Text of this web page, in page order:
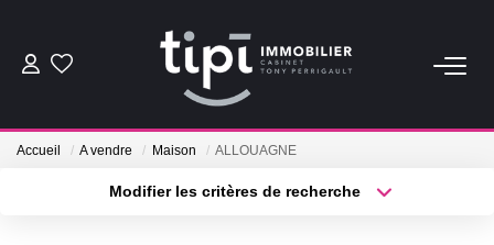
ACHETER
Accueil A vendre Maison ALLOUAGNE
Modifier les critères de recherche